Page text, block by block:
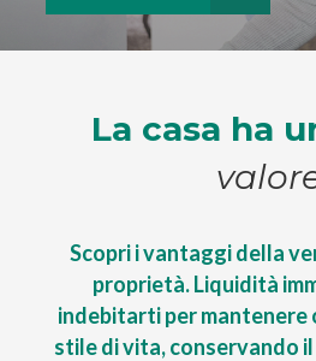
La casa ha
Scopri i vantaggi della
proprietà.Liquidità
indebitarti per mantenere
stile di vita,conservando